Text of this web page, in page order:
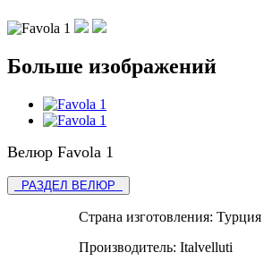
Больше изображений
Велюр Favola 1
РАЗДЕЛ ВЕЛЮР
Страна изготовления: Турция
Производитель: Italvelluti